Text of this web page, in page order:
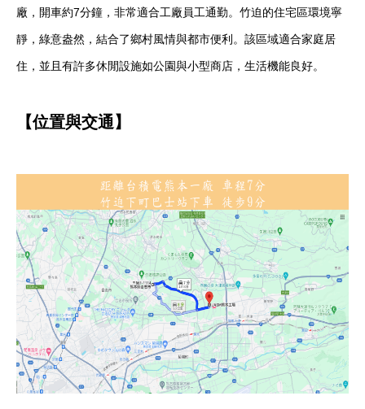
廠，開車約7分鐘，非常適合工廠員工通勤。竹迫的住宅區環境寧
靜，綠意盎然，結合了鄉村風情與都市便利。該區域適合家庭居
住，並且有許多休閒設施如公園與小型商店，生活機能良好。
【位置與交通】